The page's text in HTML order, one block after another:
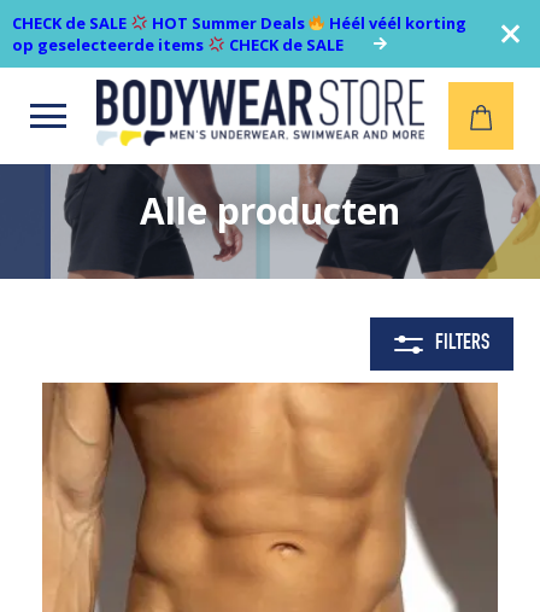
CHECK de SALE HOT Summer Deals
Héél véél korting
op geselecteerde items
CHECK de SALE
Open
Alle producten
FILTERS